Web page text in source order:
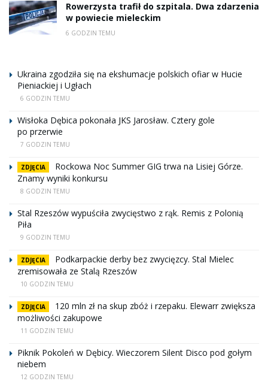
Rowerzysta trafił do szpitala. Dwa zdarzenia
w powiecie mieleckim
6 GODZIN TEMU
Ukraina zgodziła się na ekshumacje polskich ofiar w Hucie
Pieniackiej i Ugłach
6 GODZIN TEMU
Wisłoka Dębica pokonała JKS Jarosław. Cztery gole
po przerwie
7 GODZIN TEMU
ZDJĘCIA
Rockowa Noc Summer GIG trwa na Lisiej Górze.
Znamy wyniki konkursu
8 GODZIN TEMU
Stal Rzeszów wypuściła zwycięstwo z rąk. Remis z Polonią
Piła
9 GODZIN TEMU
ZDJĘCIA
Podkarpackie derby bez zwycięzcy. Stal Mielec
zremisowała ze Stalą Rzeszów
10 GODZIN TEMU
ZDJĘCIA
120 mln zł na skup zbóż i rzepaku. Elewarr zwiększa
możliwości zakupowe
11 GODZIN TEMU
Piknik Pokoleń w Dębicy. Wieczorem Silent Disco pod gołym
niebem
12 GODZIN TEMU